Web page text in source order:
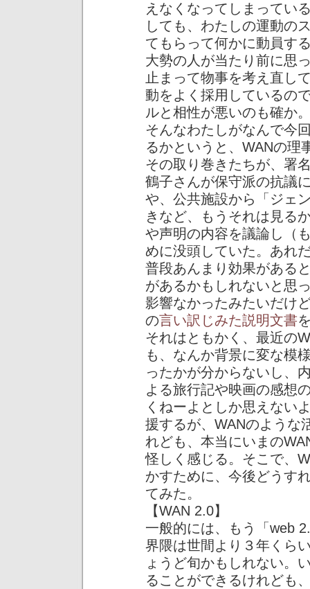
えなくなってしまってい
しても、わたしの運動の
てもらって何かに動員す
大勢の人が当たり前に思
止まって物事を考え直し
動をよく採用しているの
ルと相性が悪いのも確か
そんなわたしがなんで今
るかというと、WANの理
その取り巻きたちが、署
鶴子さんが保守派の抗議
や、公共施設から「ジェ
きなど、もうそれは見る
や声明の内容を議論し（
めに没頭していた。あれ
普段あんまり効果がある
があるかもしれないと思
影響なかったみたいだけ
の言い訳じみた説明文書
それはともかく、最近の
も、なんか背景に変な模
ったかが分からないし、
よる旅行記や映画の感想
くねーよとしか思えない
援するが、WANのような
れども、本当にいまの
怪しく感じる。そこで、
かすために、今後どうす
てみた。
【WAN 2.0】
一般的には、もう「web
界隈は世間より３年くら
ょうど旬かもしれない。
ることができるけれども